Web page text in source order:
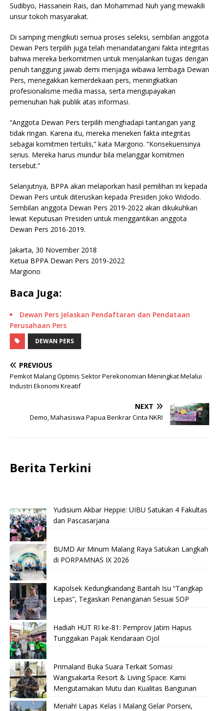
Sudibyo, Hassanein Rais, dan Mohammad Nuh yang mewakili
unsur tokoh masyarakat.
Di samping mengikuti semua proses seleksi, sembilan anggota
Dewan Pers terpilih juga telah menandatangani fakta integritas
bahwa mereka berkomitmen untuk menjalankan tugas dengan
penuh tanggung jawab demi menjaga wibawa lembaga Dewan
Pers, menegakkan kemerdekaan pers, meningkatkan
profesionalisme media massa, serta mengupayakan
pemenuhan hak publik atas informasi.
“Anggota Dewan Pers terpilih menghadapi tantangan yang
tidak ringan. Karena itu, mereka meneken fakta integritas
sebagai komitmen tertulis,” kata Margono. “Konsekuensinya
serius. Mereka harus mundur bila melanggar komitmen
tersebut.”
Selanjutnya, BPPA akan melaporkan hasil pemilihan ini kepada
Dewan Pers untuk diteruskan kepada Presiden Joko Widodo.
Sembilan anggota Dewan Pers 2019-2022 akan dikukuhkan
lewat Keputusan Presiden untuk menggantikan anggota
Dewan Pers 2016-2019.
Jakarta, 30 November 2018
Ketua BPPA Dewan Pers 2019-2022
Margiono
Baca Juga:
Dewan Pers Jelaskan Pendaftaran dan Pendataan
Perusahaan Pers
DEWAN PERS
PREVIOUS
Pemkot Malang Optimis Sektor Perekonomian Meningkat Melalui
Industri Ekonomi Kreatif
NEXT
Demo, Mahasiswa Papua Berikrar Cinta NKRI
Berita Terkini
Yudisium Akbar Heppie: UIBU Satukan 4 Fakultas
dan Pascasarjana
BUMD Air Minum Malang Raya Satukan Langkah
di PORPAMNAS IX 2026
Kapolsek Kedungkandang Bantah Isu “Tangkap
Lepas”, Tegaskan Penanganan Sesuai SOP
Hadiah HUT RI ke-81: Pemprov Jatim Hapus
Tunggakan Pajak Kendaraan Ojol
Primaland Buka Suara Terkait Somasi
Wangsakarta Resort & Living Space: Kami
Mengutamakan Mutu dan Kualitas Bangunan
Meriah! Lapas Kelas I Malang Gelar Porseni,